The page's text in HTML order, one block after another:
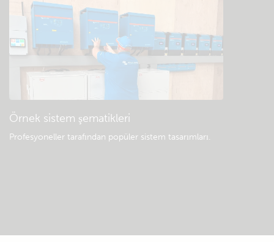
Örnek sistem şematikleri
Profesyoneller tarafından popüler sistem tasarımları.